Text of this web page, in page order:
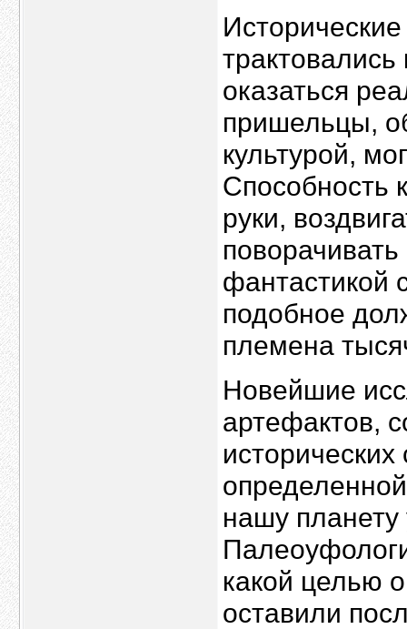
оказаться
пришельцы,
культурой,
Способность
руки,
фантастикой
подобное
племена
Новейшие
артефактов,
нашу
какой целью
оставили